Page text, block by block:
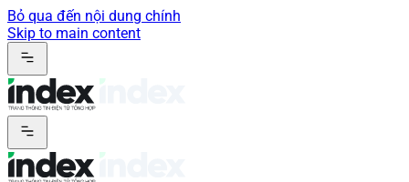
Bỏ qua đến nội dung chính
Skip to main content